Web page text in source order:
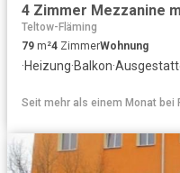
Teltow-Fläming
79 m²4 ZimmerWohnung
·Heizung·Balkon·
Seit mehr als einem Monat bei